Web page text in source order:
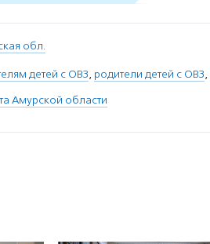
обл.
детей с ОВЗ, родители детей с ОВЗ,
Амурской области